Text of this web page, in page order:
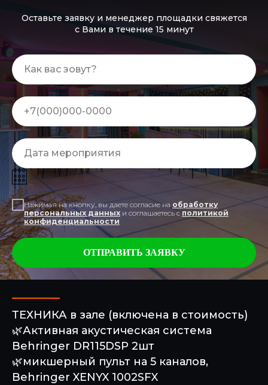
Оставьте заявку и менеджер площадки свяжется
с Вами в течение 15 минут
Нажимая на кнопку, вы даете согласие на обработку
персональных данных и соглашаетесь cполитикой
конфиденциальности
ОТПРАВИТЬ ЗАЯВКУ
ТЕХНИКА в зале (включена в стоимость)
🌿Активная акустическая система
Behringer DR115DSP 2шт
🌿микшерный пульт на 5 каналов,
Behringer XENYX 1002SFX